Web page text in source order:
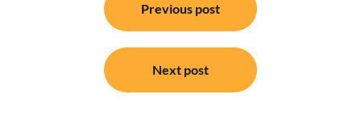
Previous post
Next post